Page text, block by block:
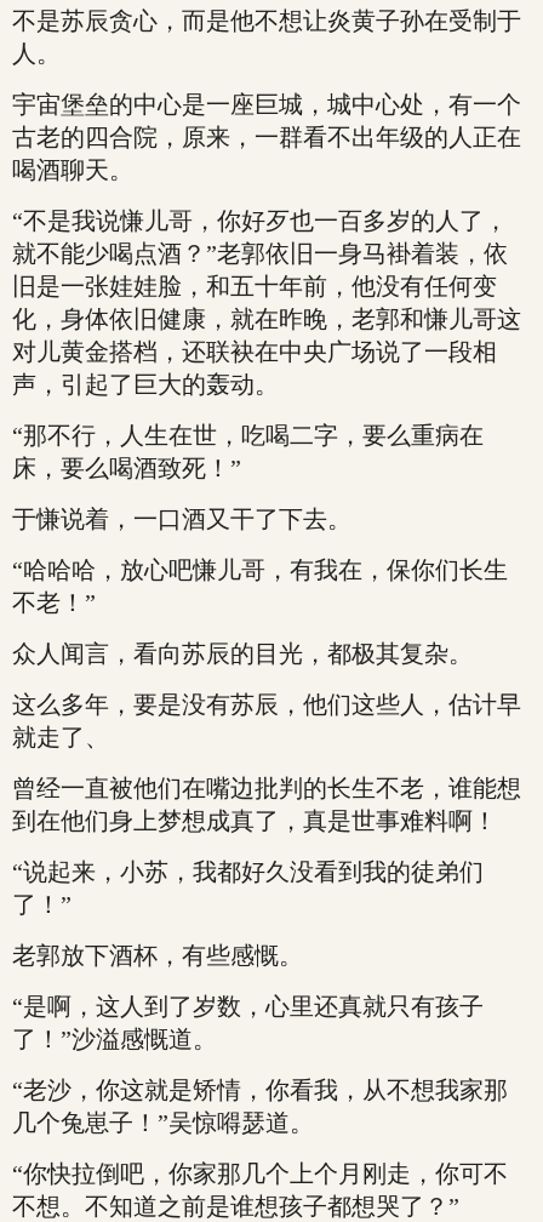
不是苏辰贪心，而是他不想让炎黄子孙在受制于
人。
宇宙堡垒的中心是一座巨城，城中心处，有一个
古老的四合院，原来，一群看不出年级的人正在
喝酒聊天。
“不是我说慊儿哥，你好歹也一百多岁的人了，
就不能少喝点酒？”老郭依旧一身马褂着装，依
旧是一张娃娃脸，和五十年前，他没有任何变
化，身体依旧健康，就在昨晚，老郭和慊儿哥这
对儿黄金搭档，还联袂在中央广场说了一段相
声，引起了巨大的轰动。
“那不行，人生在世，吃喝二字，要么重病在
床，要么喝酒致死！”
于慊说着，一口酒又干了下去。
“哈哈哈，放心吧慊儿哥，有我在，保你们长生
不老！”
众人闻言，看向苏辰的目光，都极其复杂。
这么多年，要是没有苏辰，他们这些人，估计早
就走了、
曾经一直被他们在嘴边批判的长生不老，谁能想
到在他们身上梦想成真了，真是世事难料啊！
“说起来，小苏，我都好久没看到我的徒弟们
了！”
老郭放下酒杯，有些感慨。
“是啊，这人到了岁数，心里还真就只有孩子
了！”沙溢感慨道。
“老沙，你这就是矫情，你看我，从不想我家那
几个兔崽子！”吴惊嘚瑟道。
“你快拉倒吧，你家那几个上个月刚走，你可不
不想。不知道之前是谁想孩子都想哭了？”